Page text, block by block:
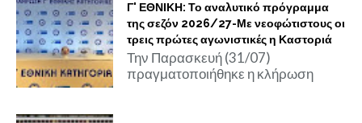
Γ' ΕΘΝΙΚΗ: Το αναλυτικό πρόγραμμα
της σεζόν 2026/27-Με νεοφώτιστους οι
τρεις πρώτες αγωνιστικές η Καστοριά
Την Παρασκευή (31/07)
πραγματοποιήθηκε η κλήρωση